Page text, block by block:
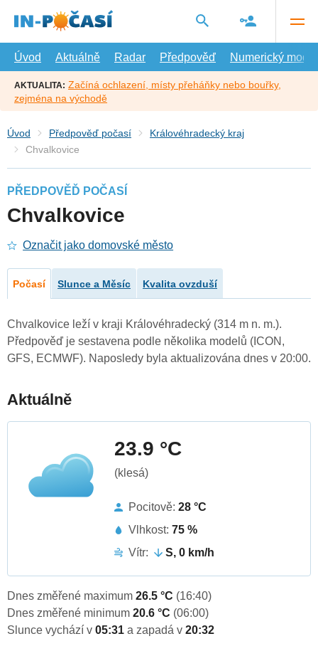
hlavní
Úvod
Aktuálně Radar Předpověď Numerický model
AKTUALITA: Začíná ochlazení, místy přeháňky nebo bouřky,
zejména na východě
Úvod Předpověď počasí
Královéhradecký kraj
Chvalkovice
PŘEDPOVĚĎ POČASÍ
Chvalkovice
Označit jako domovské město
Počasí Slunce a Měsíc Kvalita ovzduší
Chvalkovice leží v kraji Královéhradecký (314 m n. m.).
Předpověď je sestavena podle několika modelů (ICON,
GFS, ECMWF). Naposledy byla aktualizována dnes v 20:00.
Aktuálně
23.9 °C
(klesá)
Pocitově: 28 °C
Vlhkost: 75 %
Vítr:
S, 0 km/h
Dnes změřené maximum 26.5 °C (16:40)
Dnes změřené minimum 20.6 °C (06:00)
Slunce vychází v 05:31 a zapadá v 20:32